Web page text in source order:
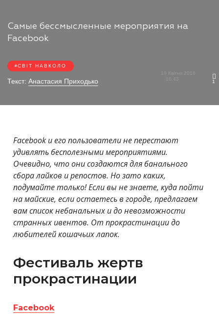
Самые бессмысленные мероприятия на
Facebook
СВІТ НАВКОЛО
Текст: Анастасия Приходько
19 Квітня 2018
1
Facebook и его пользователи не перестают
удивлять бесполезными мероприятиями.
Очевидно, что они создаются для банального
сбора лайков и репостов. Но зато каких,
подумайте только! Если вы не знаете, куда пойти
на майские, если остаетесь в городе, предлагаем
вам список небанальных и до невозможности
странных ивентов. От прокрастинации до
любителей кошачьих лапок.
Фестиваль жертв
прокрастинации
Facebook